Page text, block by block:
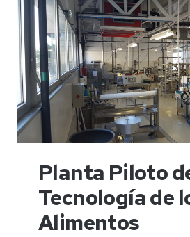
Planta Piloto
Tecnología de
Alimentos